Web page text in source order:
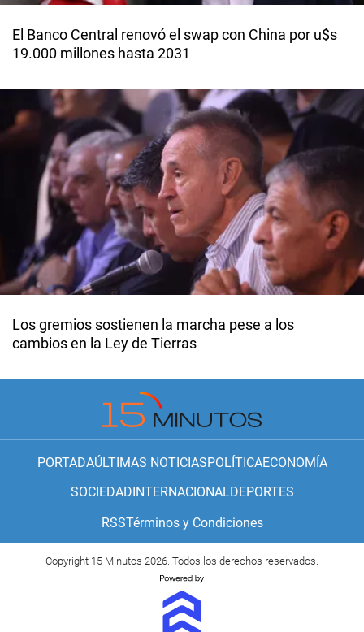
El Banco Central renovó el swap con China por u$s
19.000 millones hasta 2031
Los gremios sostienen la marcha pese a los
cambios en la Ley de Tierras
PORTADAÚLTIMAS NOTICIASPOLÍTICAECONOMÍA
SOCIEDAD INTERNACIONALDEPORTES
RSSTérminos y Condiciones
Copyright 15 Minutos 2026. Todos los derechos reservados.